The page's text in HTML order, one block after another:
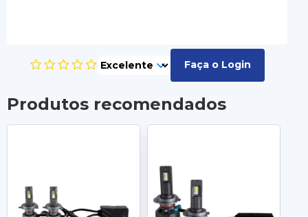
Faça o Login
Produtos recomendados